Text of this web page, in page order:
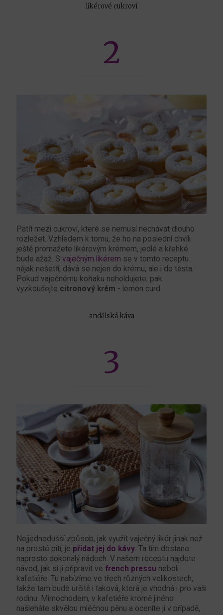
likérové cukroví
2
Patří mezi cukroví, které se nemusí nechávat dlouho
rozležet. Vzhledem k tomu, že ho na poslední chvíli
ještě promažete likérovým krémem, jedlé a křehké
bude ažaž. S vaječným likérem se v tomto receptu
nějak nešetří, dává se nejen do krému, ale i do těsta.
Pokud vaječnému koňaku neholdujete, pak
vyzkoušejte citronový krém - lemon curd.
andělská káva
3
Nejjednodušší způsob, jak využít vaječný likér jinak než
na prosté pití, je přidat jej do kávy. Ta tím dostane
naprosto dokonalý nádech. V našem receptu najdete
návod, jak si ji připravit ve french pressu neboli
kafetiéře. Tu nabízíme ve třech různých velikostech,
takže tam bude určitě i taková, která je vhodná i pro vaši
rodinu. Mimochodem, v kafetiéře kromě jiného
našleháte skvělou mléčnou pěnu a oceníte ji v případě,